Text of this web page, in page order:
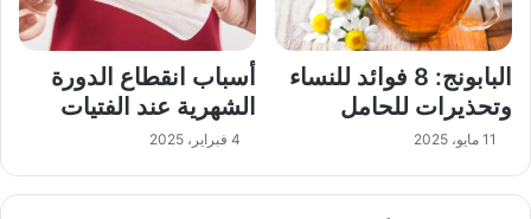
البابونج: 8 فوائد للنساء
وتحذيرات للحامل
11 مايو، 2025
أسباب انقطاع الدورة
الشهرية عند الفتيات
4 فبراير، 2025